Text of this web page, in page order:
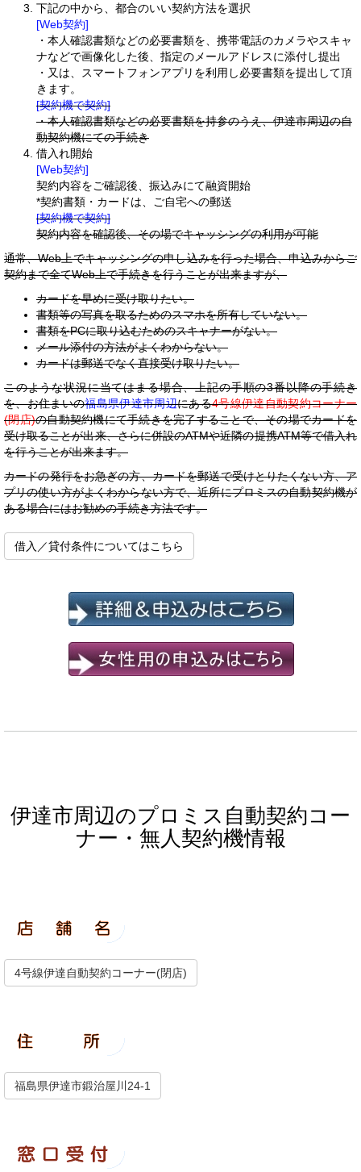
下記の中から、都合のいい契約方法を選択
[Web契約]
・本人確認書類などの必要書類を、携帯電話のカメラやスキャ
ナなどで画像化した後、指定のメールアドレスに添付し提出
・又は、スマートフォンアプリを利用し必要書類を提出して頂
きます。
[契約機で契約]
・本人確認書類などの必要書類を持参のうえ、伊達市周辺の自
動契約機にての手続き
借入れ開始
[Web契約]
契約内容をご確認後、振込みにて融資開始
*契約書類・カードは、ご自宅への郵送
[契約機で契約]
契約内容を確認後、その場でキャッシングの利用が可能
通常、Web上でキャッシングの申し込みを行った場合、申込みからご
契約まで全てWeb上で手続きを行うことが出来ますが、
カードを早めに受け取りたい。
書類等の写真を取るためのスマホを所有していない。
書類をPCに取り込むためのスキャナーがない。
メール添付の方法がよくわからない。
カードは郵送でなく直接受け取りたい。
このような状況に当てはまる場合、上記の手順の3番以降の手続き
を、お住まいの福島県伊達市周辺にある4号線伊達自動契約コーナー
(閉店)の自動契約機にて手続きを完了することで、その場でカードを
受け取ることが出来、さらに併設のATMや近隣の提携ATM等で借入れ
を行うことが出来ます。
カードの発行をお急ぎの方、カードを郵送で受けとりたくない方、ア
プリの使い方がよくわからない方で、近所にプロミスの自動契約機が
ある場合にはお勧めの手続き方法です。
借入／貸付条件についてはこちら
伊達市周辺のプロミス自動契約コー
ナー・無人契約機情報
4号線伊達自動契約コーナー(閉店)
福島県伊達市鍛治屋川24-1